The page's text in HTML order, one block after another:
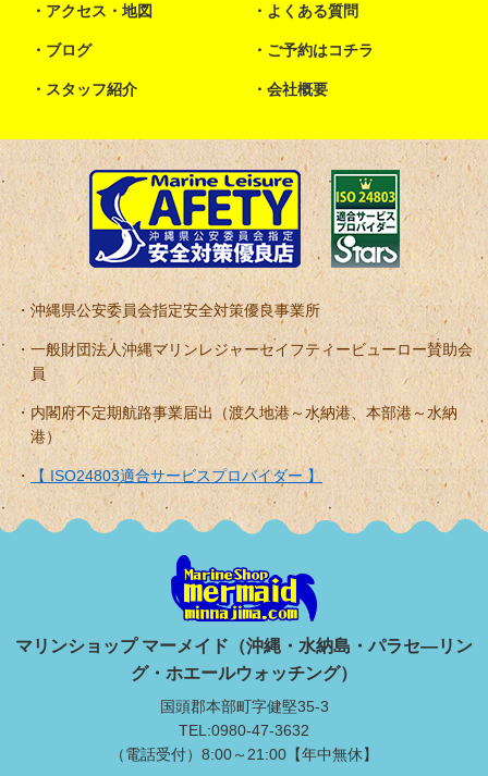
アクセス・地図 よくある質問
ブログ ご予約はコチラ
スタッフ紹介 会社概要
沖縄県公安委員会指定安全対策優良事業所
一般財団法人沖縄マリンレジャーセイフティービューロー賛助会
員
内閣府不定期航路事業届出（渡久地港～水納港、本部港～水納
港）
【 ISO24803適合サービスプロバイダー 】
マリンショップ マーメイド（沖縄・水納島・パラセ―リン
グ・ホエールウォッチング）
国頭郡本部町字健堅35-3
TEL:0980-47-3632
（電話受付）8:00～21:00【年中無休】